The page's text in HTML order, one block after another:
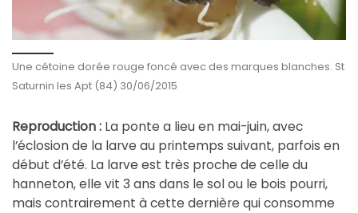
Une cétoine dorée rouge foncé avec des marques blanches. St
Saturnin les Apt (84) 30/06/2015
Reproduction : La ponte a lieu en mai-juin, avec
l’éclosion de la larve au printemps suivant, parfois en
début d’été. La larve est très proche de celle du
hanneton, elle vit 3 ans dans le sol ou le bois pourri,
mais contrairement à cette dernière qui consomme